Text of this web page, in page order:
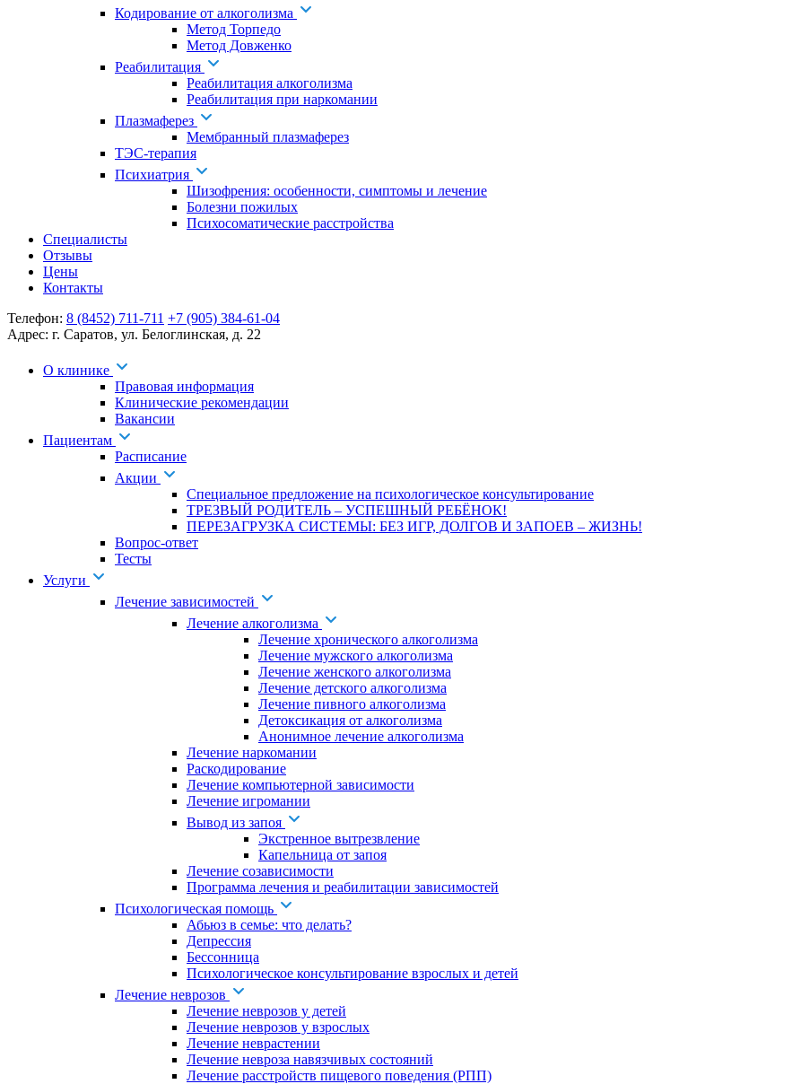
Кодирование от алкоголизма
Метод Торпедо
Метод Довженко
Реабилитация
Реабилитация алкоголизма
Реабилитация при наркомании
Плазмаферез
Мембранный плазмаферез
ТЭС-терапия
Психиатрия
Шизофрения: особенности, симптомы и лечение
Болезни пожилых
Психосоматические расстройства
Специалисты
Отзывы
Цены
Контакты
Телефон: 8 (8452) 711-711 +7 (905) 384-61-04
Адрес: г. Саратов, ул. Белоглинская, д. 22
О клинике
Правовая информация
Клинические рекомендации
Вакансии
Пациентам
Расписание
Акции
Специальное предложение на психологическое консультирование
ТРЕЗВЫЙ РОДИТЕЛЬ – УСПЕШНЫЙ РЕБЁНОК!
ПЕРЕЗАГРУЗКА СИСТЕМЫ: БЕЗ ИГР, ДОЛГОВ И ЗАПОЕВ – ЖИЗНЬ!
Вопрос-ответ
Тесты
Услуги
Лечение зависимостей
Лечение алкоголизма
Лечение хронического алкоголизма
Лечение мужского алкоголизма
Лечение женского алкоголизма
Лечение детского алкоголизма
Лечение пивного алкоголизма
Детоксикация от алкоголизма
Анонимное лечение алкоголизма
Лечение наркомании
Раскодирование
Лечение компьютерной зависимости
Лечение игромании
Вывод из запоя
Экстренное вытрезвление
Капельница от запоя
Лечение созависимости
Программа лечения и реабилитации зависимостей
Психологическая помощь
Абьюз в семье: что делать?
Депрессия
Бессонница
Психологическое консультирование взрослых и детей
Лечение неврозов
Лечение неврозов у детей
Лечение неврозов у взрослых
Лечение неврастении
Лечение невроза навязчивых состояний
Лечение расстройств пищевого поведения (РПП)